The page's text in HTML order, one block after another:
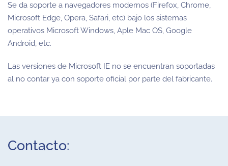
Se da soporte a navegadores modernos (Firefox, Chrome,
Microsoft Edge, Opera, Safari, etc) bajo los sistemas
operativos Microsoft Windows, Aple Mac OS, Google
Android, etc.
Las versiones de Microsoft IE no se encuentran soportadas
al no contar ya con soporte oficial por parte del fabricante.
Contacto: